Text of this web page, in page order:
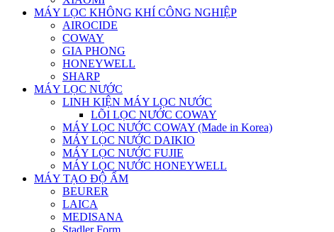
MÁY LỌC KHÔNG KHÍ CÔNG NGHIỆP
AIROCIDE
COWAY
GIA PHONG
HONEYWELL
SHARP
MÁY LỌC NƯỚC
LINH KIỆN MÁY LỌC NƯỚC
LÕI LỌC NƯỚC COWAY
MÁY LỌC NƯỚC COWAY (Made in Korea)
MÁY LỌC NƯỚC DAIKIO
MÁY LỌC NƯỚC FUJIE
MÁY LỌC NƯỚC HONEYWELL
MÁY TẠO ĐỘ ẨM
BEURER
LAICA
MEDISANA
Stadler Form